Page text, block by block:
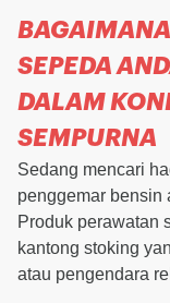
SEPEDA
DALAM
SEMPURNA
Sedang mencari
penggemar bensin
Produk perawatan
kantong stoking
atau pengendara